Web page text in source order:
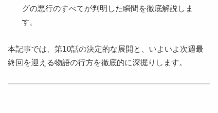
グの悪行のすべてが判明した瞬間を徹底解説しま
す。
本記事では、第10話の決定的な展開と、いよいよ次週最
終回を迎える物語の行方を徹底的に深掘りします。